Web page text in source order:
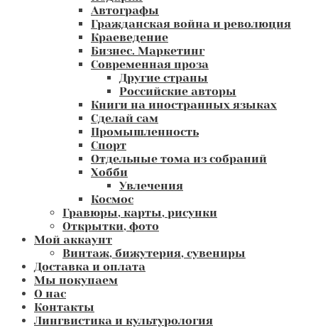
Автографы
Гражданская война и революция
Краеведение
Бизнес. Маркетинг
Современная проза
Другие страны
Российские авторы
Книги на иностранных языках
Сделай сам
Промышленность
Спорт
Отдельные тома из собраний
Хобби
Увлечения
Космос
Гравюры, карты, рисунки
Открытки, фото
Мой аккаунт
Винтаж, бижутерия, сувениры
Доставка и оплата
Мы покупаем
О нас
Контакты
Лингвистика и культурология